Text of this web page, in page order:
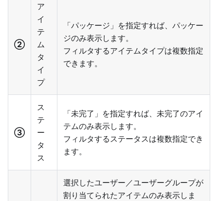
②
ア
イ
テ
ム
タ
イ
プ
「パッケージ」を指定すれば、パッケー
ジのみ表示します。
フィルタするアイテムタイプは複数指定
できます。
③
ス
テ
ー
タ
ス
「未完了」を指定すれば、未完了のアイ
テムのみ表示します。
フィルタするステータスは複数指定でき
ます。
選択したユーザー／ユーザーグループが
割り当てられたアイテムのみ表示しま